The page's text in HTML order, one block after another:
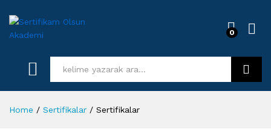
0
Home / Sertifikalar / Sertifikalar